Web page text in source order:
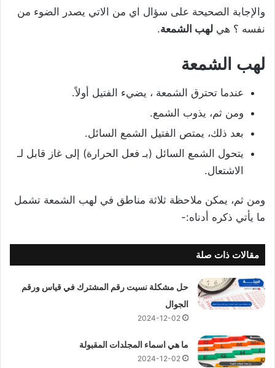
والإجابة الصحيحة على سؤال اي من الاتي يصدر الضوء من
نفسه ؟ هي لهب الشمعة.
لهب الشمعة
عندما تحترق الشمعة ، يضيء الفتيل أولاً.
ومن ثم، يذوب الشمع.
بعد ذلك، يمتص الفتيل الشمع السائل.
يتحول الشمع السائل (بـ فعل الحرارة) إلى غاز قابل لـ
الاشتعال.
ومن ثم، يمكن ملاحظة ثلاثة مناطق في لهب الشمعة تشمل
ما يأتي ذكره أدناه:-
مقالات ذات صلة
حل مشكلة نسيت رقم المشترك في قياس ورقم
الجوال
2024-12-02
ما هي اسماء المجلدات المقبولة
2024-12-02